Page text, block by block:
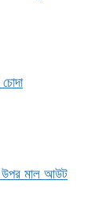
উপর মাল আউট